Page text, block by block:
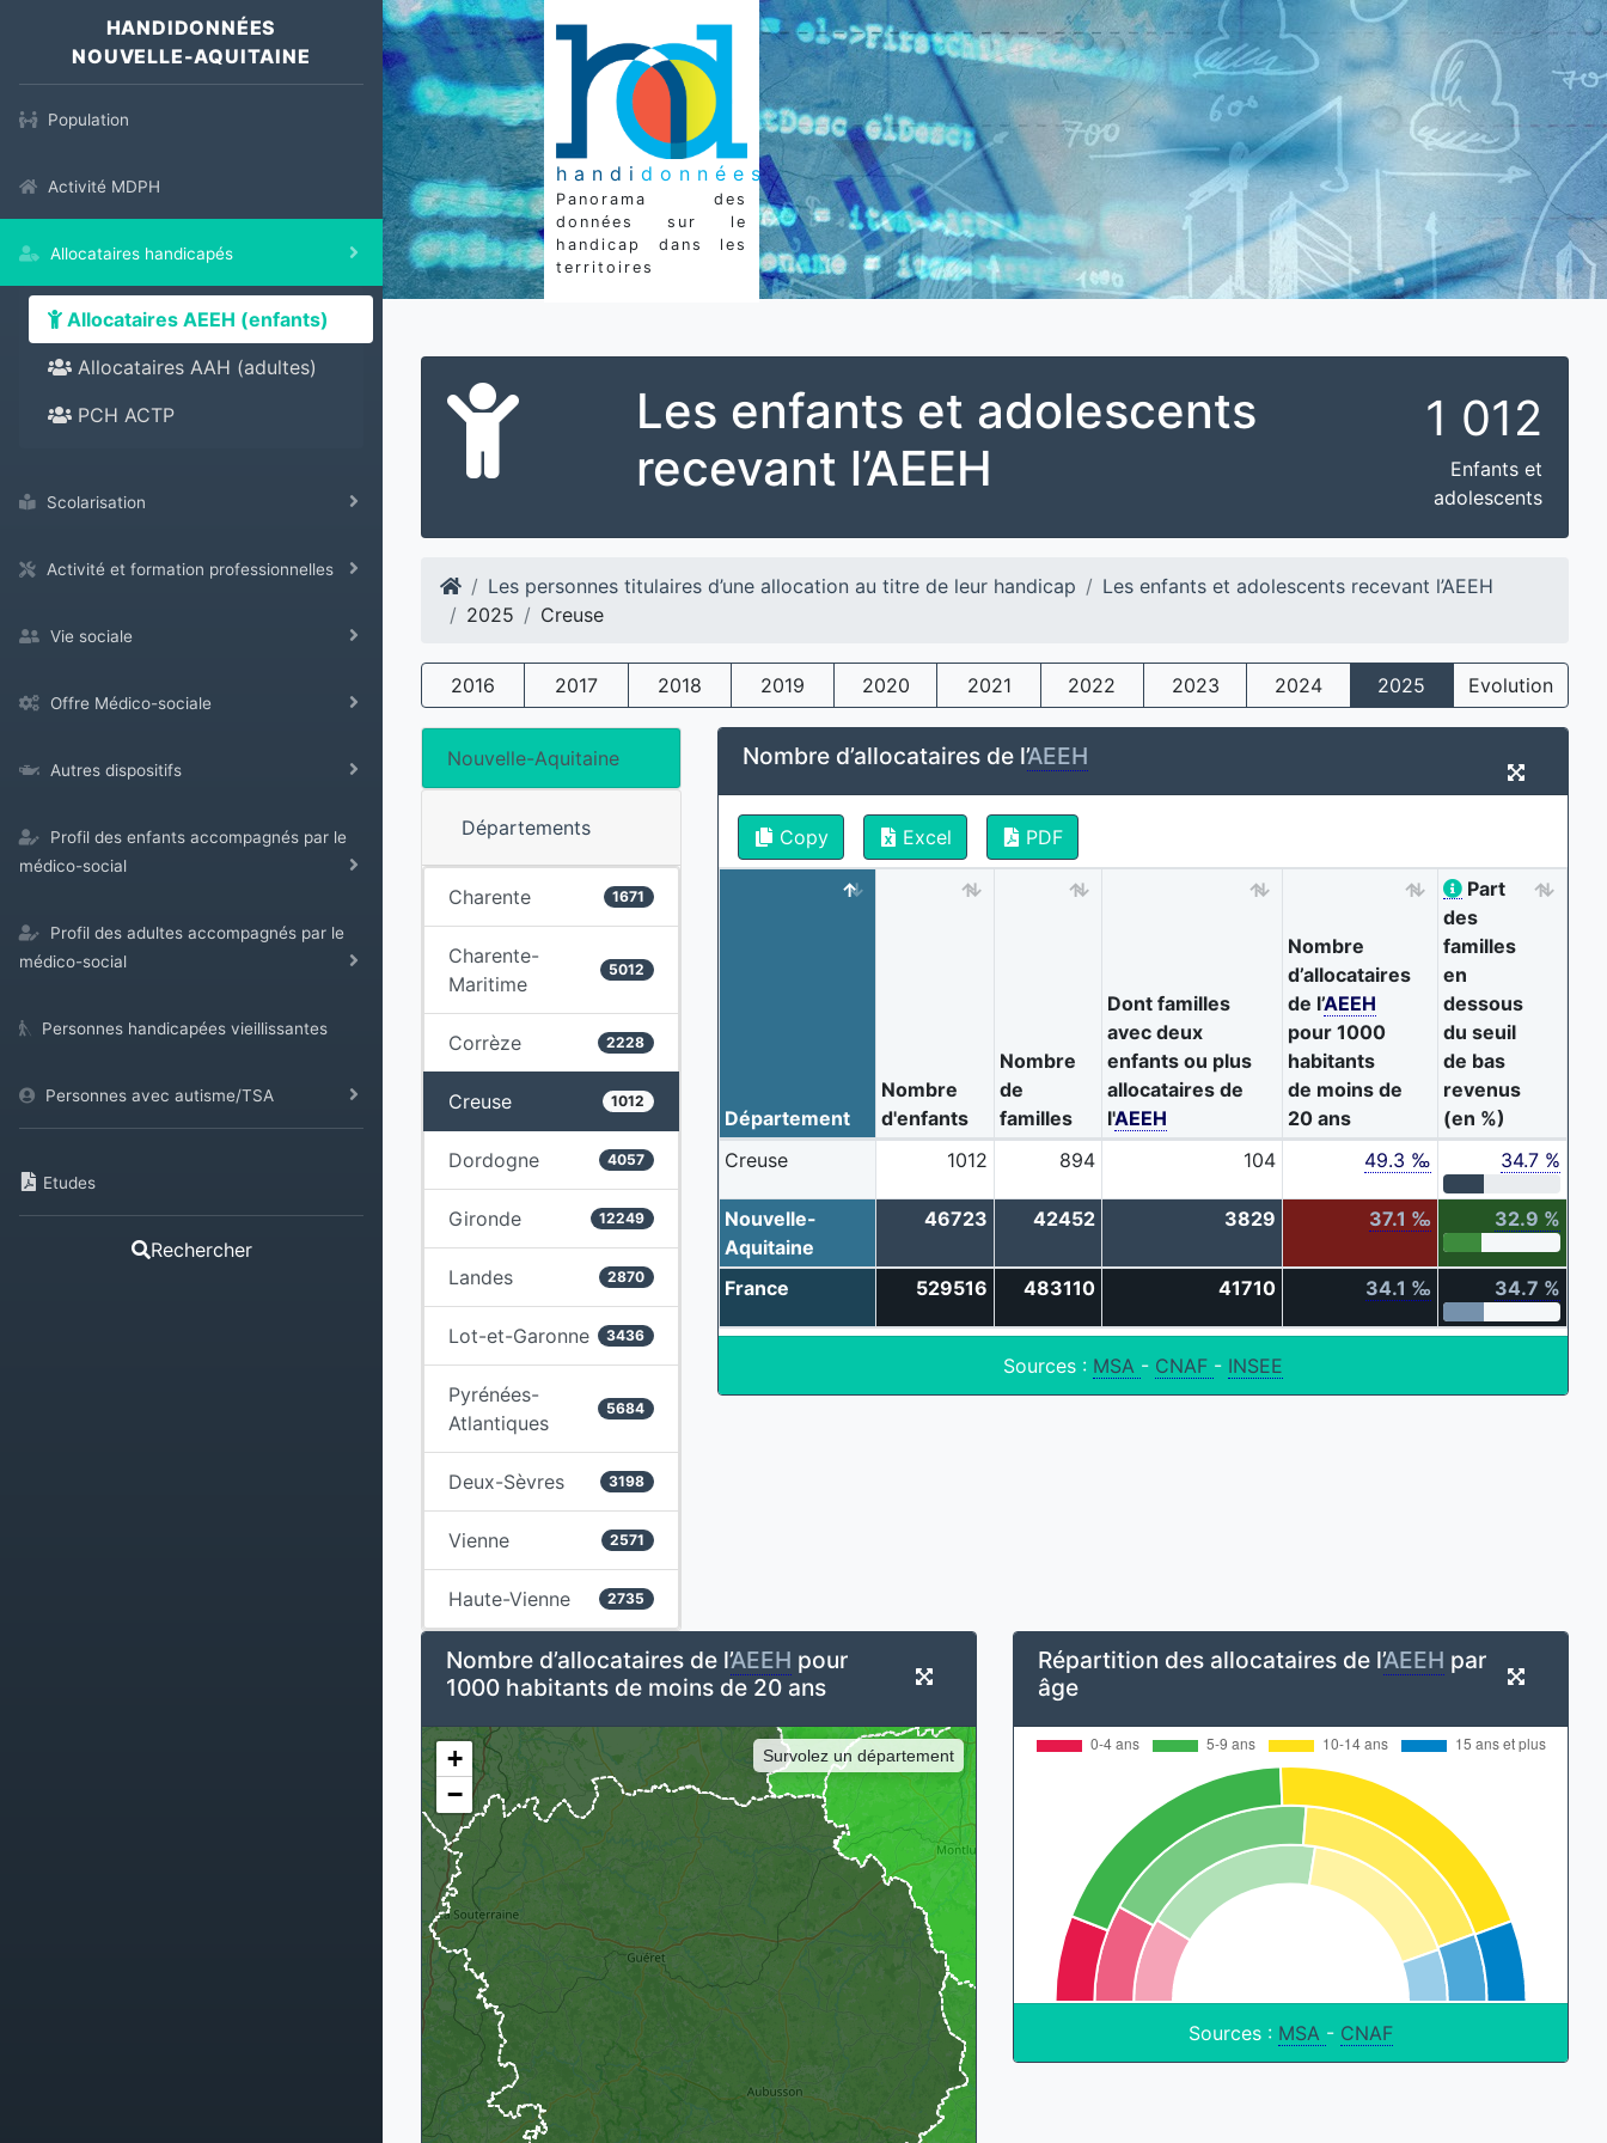
HANDIDONNÉES
NOUVELLE-AQUITAINE
Population
Activité MDPH
Allocataires handicapés
Allocataires AEEH (enfants)
Allocataires AAH (adultes)
PCH ACTP
Scolarisation
Activité et formation professionnelles
Vie sociale
Offre Médico-sociale
Autres dispositifs
Profil des enfants accompagnés par le
médico-social
Profil des adultes accompagnés par le
médico-social
Personnes handicapées vieillissantes
Personnes avec autisme/TSA
Etudes
Rechercher
handi données
Panorama des
données sur le
handicap dans les
territoires
Les enfants et adolescents
recevant l’AEEH
1 012
Enfants et
adolescents
Les personnes titulaires d’une allocation au titre de leur handicap
Les enfants et adolescents recevant l’AEEH
2025
Creuse
2016 2017 2018 2019 2020 2021 2022 2023 2024 2025 Evolution
Nouvelle-Aquitaine
Départements
Charente 1671
Charente-
Maritime
5012
Corrèze 2228
Creuse 1012
Dordogne 4057
Gironde 12249
Landes 2870
Lot-et-Garonne 3436
Pyrénées-
Atlantiques
5684
Deux-Sèvres 3198
Vienne 2571
Haute-Vienne 2735
Nombre d’allocataires de l’AEEH
Copy Excel PDF
Département
Nombre
d'enfants
Nombre
de
familles
Dont familles
avec deux
enfants ou plus
allocataires de
l'AEEH
Nombre
d’allocataires
de l’AEEH
pour 1000
habitants
de moins de
20 ans
Part
des
familles
en
dessous
du seuil
de bas
revenus
(en %)
Creuse
1012 894 104 49.3 ‰ 34.7 %
Nouvelle-
Aquitaine
46723 42452 3829 37.1 ‰ 32.9 %
France 529516 483110 41710 34.1 ‰ 34.7 %
Sources : MSA - CNAF - INSEE
Nombre d’allocataires de l’AEEH pour
1000 habitants de moins de 20 ans
+
−
Survolez un département
Répartition des allocataires de l’AEEH par
âge
Sources : MSA - CNAF